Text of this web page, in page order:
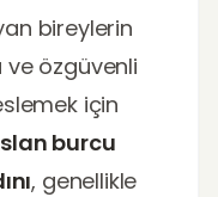
bireylerin
ve özgüvenli
için
burcu
, genellikle